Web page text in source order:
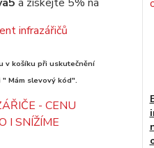
infrazářičů
v košíku při uskutečnění
Mám slevový kód".